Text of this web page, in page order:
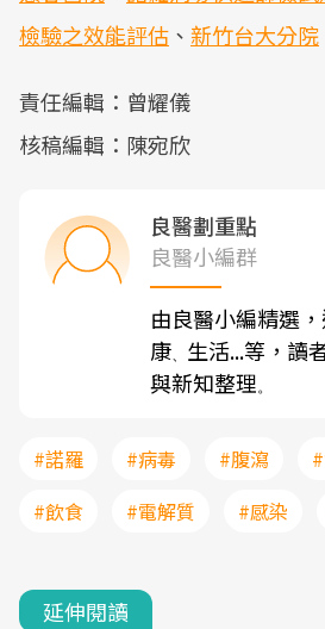
檢驗之效能評估 、 新竹台大分院
責任編輯：曾耀儀
核稿編輯：陳宛欣
良醫劃重點
良醫小編群
由良醫小編精選
康、 生活...等，讀
與新知整理。
#諾羅 #病毒 #腹瀉
#飲食
#電解質 #感染
延伸閱讀